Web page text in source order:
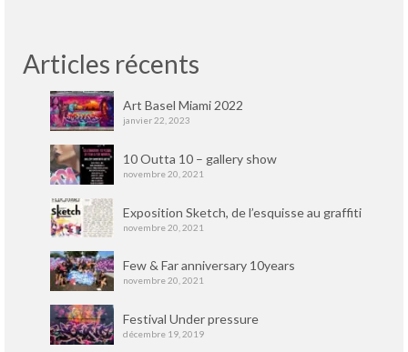
Articles récents
Art Basel Miami 2022
janvier 22, 2023
10 Outta 10 – gallery show
novembre 20, 2021
Exposition Sketch, de l’esquisse au graffiti
novembre 20, 2021
Few & Far anniversary 10years
novembre 20, 2021
Festival Under pressure
décembre 19, 2019